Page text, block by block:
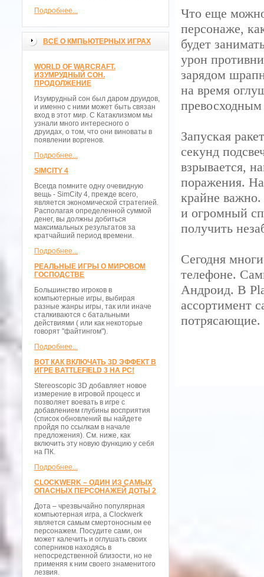
Подробнее...
ВСЁ О КМПЬЮТЕРНЫХ ИГРАХ
WORLD OF WARCRAFT.
ИЗУМРУДНЫЙ СОН.
ПРОДОЛЖЕНИЕ
Изумрудный сон был даром друидов,
и именно с ними может быть связан
вход в этот мир. С Катаклизмом мы
узнали много интересного о
друидах, о том, что они виноваты в
появлении воргенов.
Подробнее...
SIMCITY 4
Всегда помните одну очевидную
вещь - SimCity 4, прежде всего,
является экономической стратегией.
Располагая определенной суммой
денег, вы должны добиться
максимальных результатов за
кратчайший период времени.
Подробнее...
РЕАЛЬНЫЕ ИГРЫ О МИРОВОМ
ГОСПОДСТВЕ
Большинство игроков в
компьютерные игры, выбирая
разные жанры игры, так или иначе
сталкиваются с батальными
действиями ( или как некоторые
говорят "файтингом").
Подробнее...
ВОТ КАК ВКЛЮЧАТЬ 3D ЭФФЕКТ В
ИГРЕ BATTLEFIELD 3 НА PC!
Stereoscopic 3D добавляет новое
измерение в игровой процесс и
позволяет воевать в игре с
добавлением глубины восприятия
(список обновлений вы найдете
пройдя по ссылкам в начале
предложения). См. ниже, как
включить эту новую функцию у себя
на ПК.
Подробнее...
CLOCKWERK – ОДИН ИЗ САМЫХ
ОПАСНЫХ ПЕРСОНАЖЕЙ ДОТЫ 2
Дота – чрезвычайно популярная
компьютерная игра, а Clockwerk
является самым смертоносным ее
персонажем. Посудите сами, он
может калечить и оглушать своих
соперников находясь в
непосредственной близости, но не
применяя к ним своего знаменитого
лезвия.
Что еще
персонаже,
будет
урон
зарядом
на время
превосходным
Запуская
секунд
взрывается,
поражения.
крайне
и огромный
получить
Сегодня
телефоне.
Андроид. В
ассортимент
потрясающие.